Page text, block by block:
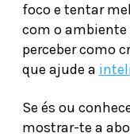
foco e tentar
com o
perceber como
que ajude a
Se és ou
mostrar-te a